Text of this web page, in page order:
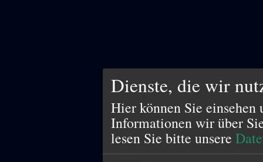
Dienste, die wir
Hier können Sie einsehen
Informationen wir über
lesen Sie bitte unsere